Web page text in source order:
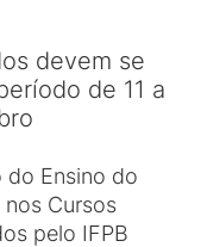
devem se
de 11 a
do Ensino do
Cursos
pelo IFPB